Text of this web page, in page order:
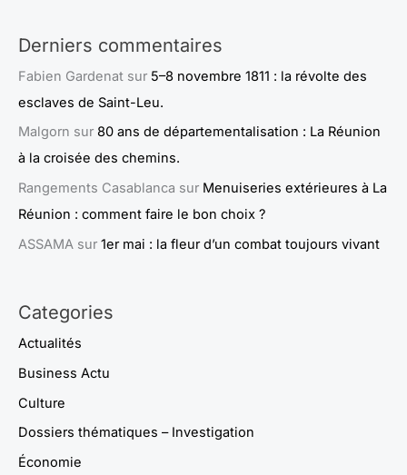
Derniers commentaires
Fabien Gardenat sur 5–8 novembre 1811 : la révolte des
esclaves de Saint-Leu.
Malgorn sur 80 ans de départementalisation : La Réunion
à la croisée des chemins.
Rangements Casablanca sur Menuiseries extérieures à La
Réunion : comment faire le bon choix ?
ASSAMA sur 1er mai : la fleur d’un combat toujours vivant
Categories
Actualités
Business Actu
Culture
Dossiers thématiques – Investigation
Économie